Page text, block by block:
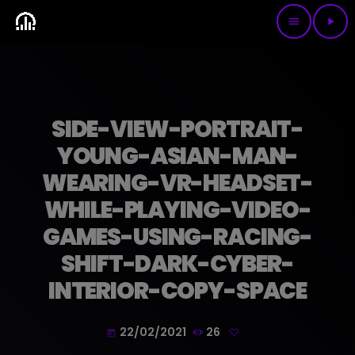
menu play_arrow
SIDE-VIEW-PORTRAIT-
YOUNG-ASIAN-MAN-
WEARING-VR-HEADSET-
WHILE-PLAYING-VIDEO-
GAMES-USING-RACING-
SHIFT-DARK-CYBER-
INTERIOR-COPY-SPACE
today 22/02/2021 26